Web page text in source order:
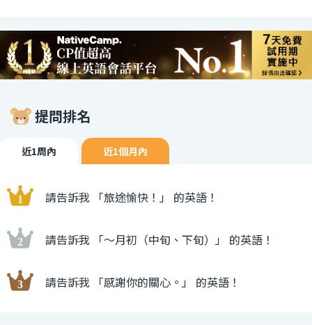
提問排名
近1周內 近1個月內
請告訴我 「旅途愉快！」 的英語！
請告訴我 「〜月初（中旬、下旬）」 的英語！
請告訴我 「感謝你的關心。」 的英語！